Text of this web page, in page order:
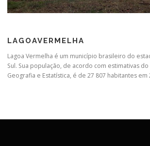
LAGOAVERMELHA
Lagoa Vermelha é um município brasileiro do
Sul. Sua população, de acordo com estimativas
Geografia e Estatística, é de 27 807 habitantes em